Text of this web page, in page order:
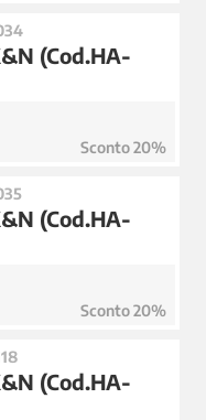
(Cod.HA-
Sconto 20%
(Cod.HA-
Sconto 20%
(Cod.HA-